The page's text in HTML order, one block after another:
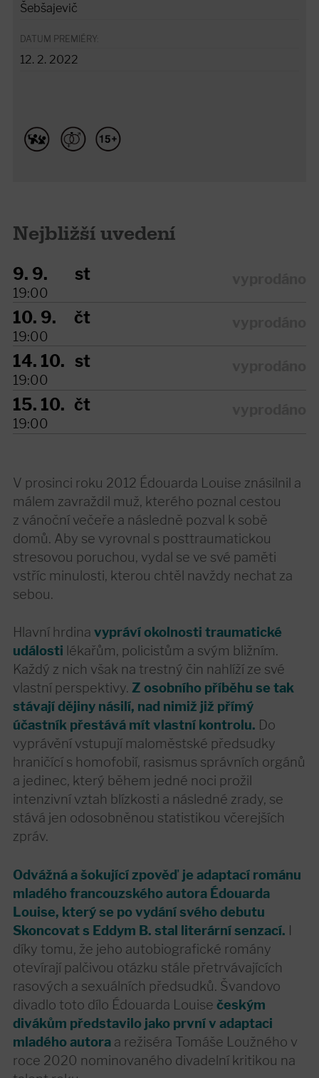
Šebšajevič
DATUM PREMIÉRY:
12. 2. 2022
Nejbližší uvedení
9. 9.
19:00
st
10. 9.
19:00
čt
14. 10.
19:00
st
15. 10.
19:00
čt
V prosinci roku 2012 Édouarda Louise znásilnil a
málem zavraždil muž, kterého poznal cestou
z vánoční večeře a následně pozval k sobě
domů. Aby se vyrovnal s posttraumatickou
stresovou poruchou, vydal se ve své paměti
vstříc minulosti, kterou chtěl navždy nechat za
sebou.
Hlavní hrdinavypráví okolnosti traumatické
události lékařům, policistům a svým bližním.
Každý z nich však na trestný čin nahlíží ze své
vlastní perspektivy.Z osobního příběhu se tak
stávají dějiny násilí, nad nimiž již přímý
účastník přestává mít vlastní kontrolu. Do
vyprávění vstupují maloměstské předsudky
hraničící s homofobií, rasismus správních orgánů
a jedinec, který během jedné noci prožil
intenzivní vztah blízkosti a následné zrady, se
stává jen odosobněnou statistikou včerejších
zpráv.
Odvážná a šokující zpověď je adaptací románu
mladého francouzského autora Édouarda
Louise, který se po vydání svého debutu
Skoncovat s Eddym B. stal literární senzací. I
díky tomu, že jeho autobiografické romány
otevírají palčivou otázku stále přetrvávajících
rasových a sexuálních předsudků. Švandovo
divadlo toto dílo Édouarda Louisečeským
divákům představilo jako první v adaptaci
mladého autora a režiséra Tomáše Loužného v
roce 2020 nominovaného divadelní kritikou na